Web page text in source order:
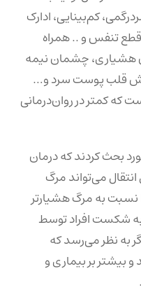
کم‌بینایی، ادارک
تنفس و .. همراه
هشیاری، چشمان نیمه
قلب پوست سرد و…
که کمتر در روان‌درمانی
در این مورد بحث کردند که درمان
انتقال می‌تواند مرگ
نسبت به مرگ هشیارتر
شکست افراد توسط
به نظر می‌رسد که
بیشتر بر بیماری و